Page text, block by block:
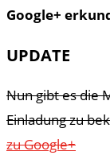
Google+
UPDATE
Nun gibt es die
Einladung zu
zu Google+